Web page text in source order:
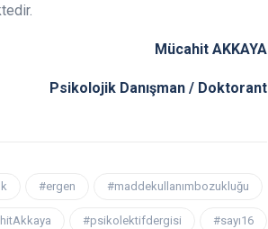
Mücahit AKKAYA
Psikolojik Danışman / Doktorant
#ergen #maddekullanımbozukluğu
#psikolektifdergisi #sayı16